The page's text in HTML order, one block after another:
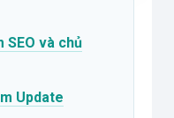
và chủ
Update